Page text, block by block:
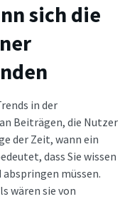
sich die
in der
Beiträgen, die Nutzer
der Zeit, wann ein
dass Sie wissen
abspringen müssen.
wären sie von